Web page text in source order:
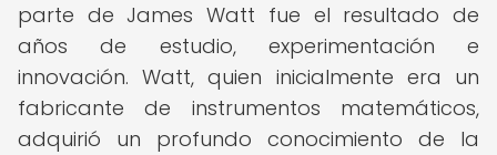
parte de James Watt fue el resultado de
años de estudio, experimentación e
innovación. Watt, quien inicialmente era un
fabricante de instrumentos matemáticos,
adquirió un profundo conocimiento de la